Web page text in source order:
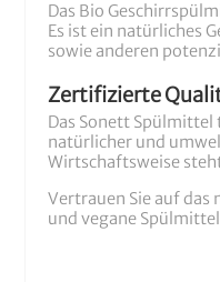
Das Bio
Es ist ein natürliches
sowie anderen
Zertifizierte
Das Sonett
natürlicher und
Wirtschaftsweise
Vertrauen Sie auf das
und vegane